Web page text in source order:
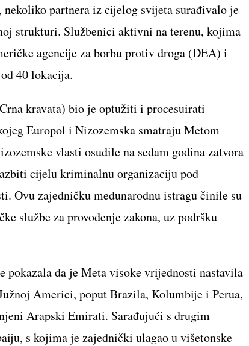
partnera iz cijelog svijeta surađivalo je
strukturi. Službenici aktivni na terenu, kojima
agencije za borbu protiv droga (DEA) i
40 lokacija.
kravata) bio je optužiti i procesuirati
Europol i Nizozemska smatraju Metom
vlasti osudile na sedam godina zatvora
cijelu kriminalnu organizaciju pod
Ovu zajedničku međunarodnu istragu činile su
službe za provođenje zakona, uz podršku
pokazala da je Meta visoke vrijednosti nastavila
Americi, poput Brazila, Kolumbije i Perua,
Arapski Emirati. Sarađujući s drugim
s kojima je zajednički ulagao u višetonske